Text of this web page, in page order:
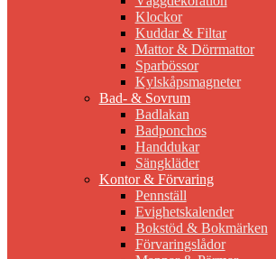
Klockor
Kuddar & Filtar
Mattor & Dörrmattor
Sparbössor
Kylskåpsmagneter
Bad- & Sovrum
Badlakan
Badponchos
Handdukar
Sängkläder
Kontor & Förvaring
Pennställ
Evighetskalender
Bokstöd & Bokmärken
Förvaringslådor